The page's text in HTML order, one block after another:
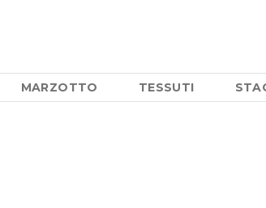
MARZOTTO TESSUTI